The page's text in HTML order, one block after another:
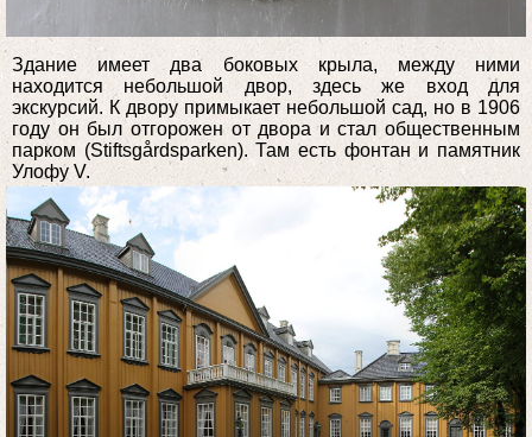
Здание имеет два боковых крыла, между ними
находится небольшой двор, здесь же вход для
экскурсий. К двору примыкает небольшой сад, но в 1906
году он был отгорожен от двора и стал общественным
парком (Stiftsgårdsparken). Там есть фонтан и памятник
Улофу V.